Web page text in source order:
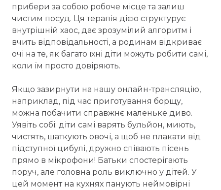
прибери за собою робоче місце та залиш
чистим посуд. Ця терапія дією структурує
внутрішній хаос, дає зрозумілий алгоритм і
вчить відповідальності, а родинам відкриває
очі на те, як багато їхні діти можуть робити самі,
коли їм просто довіряють.
Якщо зазирнути на нашу онлайн-трансляцію,
наприклад, під час приготування борщу,
можна побачити справжнє маленьке диво.
Уявіть собі: діти самі варять бульйон, миють,
чистять, шаткують овочі, а щоб не плакати від
підступної цибулі, дружно співають пісень
прямо в мікрофони! Батьки спостерігають
поруч, але головна роль виключно у дітей. У
цей момент на кухнях панують неймовірні